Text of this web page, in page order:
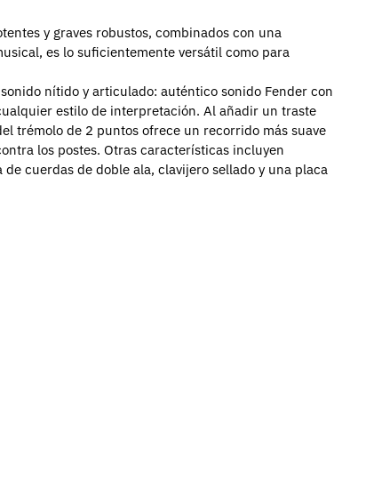
y graves robustos, combinados con una
es lo suficientemente versátil como para
nítido y articulado: auténtico sonido Fender con
estilo de interpretación. Al añadir un traste
trémolo de 2 puntos ofrece un recorrido más suave
los postes. Otras características incluyen
cuerdas de doble ala, clavijero sellado y una placa